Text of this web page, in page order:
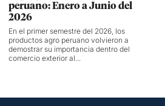
peruano: Enero a Junio del
2026
En el primer semestre del 2026, los
productos agro peruano volvieron a
demostrar su importancia dentro del
comercio exterior al...